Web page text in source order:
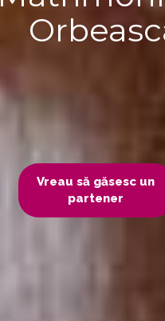
Vreau să găsesc un
partener